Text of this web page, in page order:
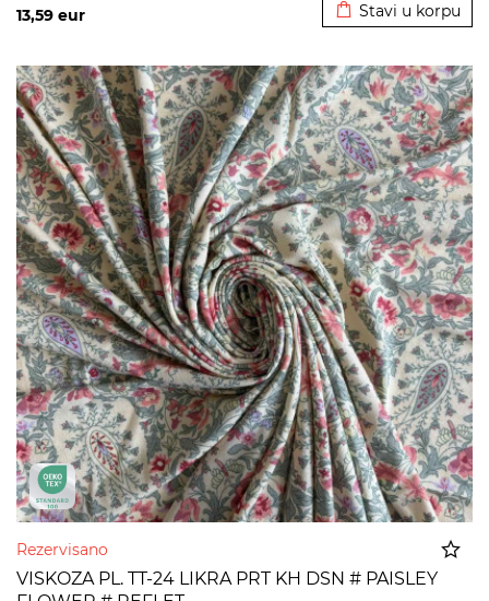
13,59 eur Stavi u korpu
Rezervisano
VISKOZA PL. TT-24 LIKRA PRT KH DSN # PAISLEY